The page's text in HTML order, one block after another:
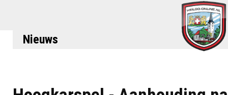
Nieuws